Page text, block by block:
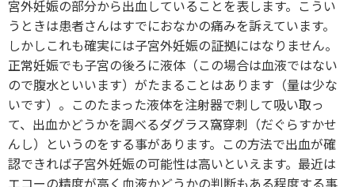
宮外妊娠の部分から出血していることを表します。こうい
うときは患者さんはすでにおなかの痛みを訴えています。
しかしこれも確実には子宮外妊娠の証拠にはなりません。
正常妊娠でも子宮の後ろに液体（この場合は血液ではない
ので腹水といいます）がたまることはあります（量は少な
いです）。このたまった液体を注射器で刺して吸い取っ
て、出血かどうかを調べるダグラス窩穿刺（だぐらすかせ
んし）というのをする事があります。この方法で出血が確
認できれば子宮外妊娠の可能性は高いといえます。最近は
エコーの精度が高く血液かどうかの判断もある程度する事